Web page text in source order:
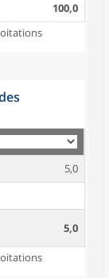
100,0
5,0
5,0